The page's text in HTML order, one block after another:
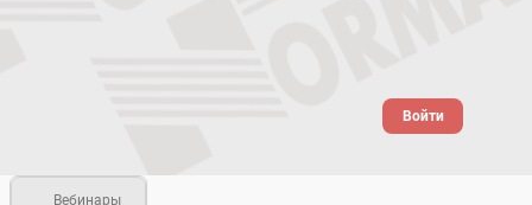
Войти
Вебинары